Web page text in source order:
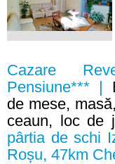
Cazare
Pensiune*** |
de mese,
ceaun, loc de
pârtia de schi
Roșu, 47km